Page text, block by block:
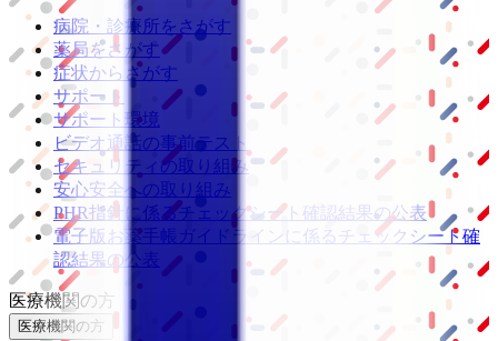
病院・診療所をさがす
薬局をさがす
症状からさがす
サポート
サポート環境
ビデオ通話の事前テスト
セキュリティの取り組み
安心安全への取り組み
PHR指針に係るチェックシート確認結果の公表
電子版お薬手帳ガイドラインに係るチェックシート確
認結果の公表
医療機関の方
医療機関の方